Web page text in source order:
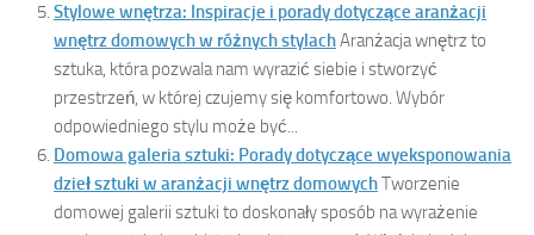
Stylowe wnętrza: Inspiracje i porady dotyczące aranżacji
wnętrz domowych w różnych stylachAranżacja wnętrz to
sztuka, która pozwala nam wyrazić siebie i stworzyć
przestrzeń, w której czujemy się komfortowo. Wybór
odpowiedniego stylu może być...
Domowa galeria sztuki: Porady dotyczące wyeksponowania
dzieł sztuki w aranżacji wnętrz domowychTworzenie
domowej galerii sztuki to doskonały sposób na wyrażenie